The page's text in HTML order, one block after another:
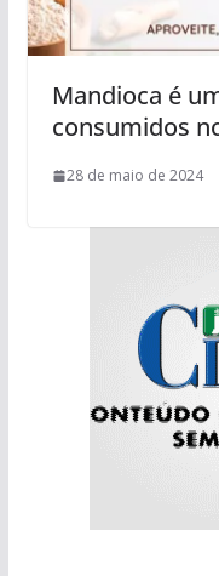
Mandioca é
consumidos
28 de maio de 2024